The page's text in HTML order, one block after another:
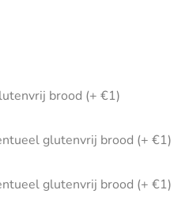
brood (+ €1)
glutenvrij brood (+ €1)
glutenvrij brood (+ €1)